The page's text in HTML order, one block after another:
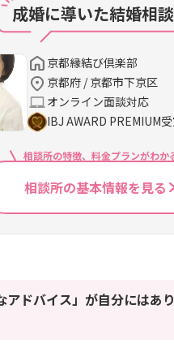
成婚に導いた結婚相
京都縁結び倶楽部
京都府 / 京都市下京区
オンライン面談対応
IBJ AWARD PREMIUM
相談所の特徴、料金プランがわか
相談所の基本情報を見る
アドバイス」が自分にはあ